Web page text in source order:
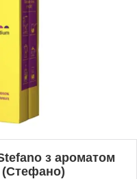
з ароматом
(Стефано)